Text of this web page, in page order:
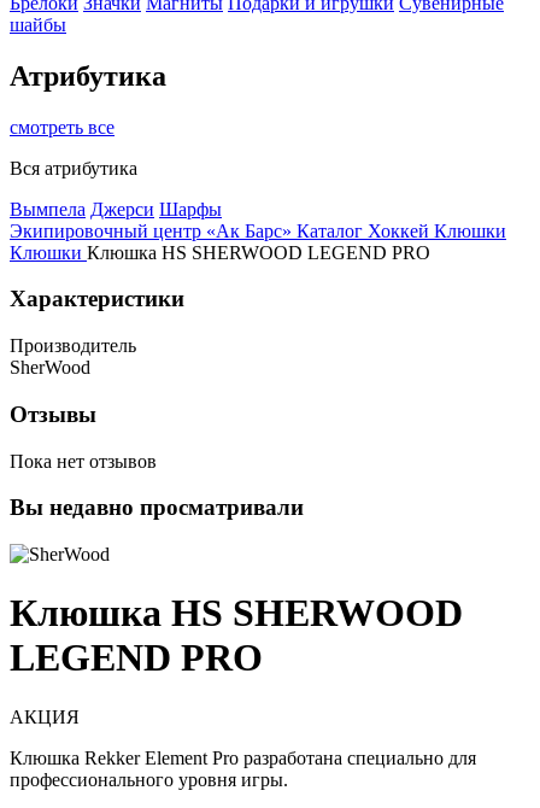
шайбы
Атрибутика
смотреть все
Вся атрибутика
Вымпела Джерси Шарфы
Экипировочный центр «Ак Барс» Каталог Хоккей Клюшки
Клюшки Клюшка HS SHERWOOD LEGEND PRO
Характеристики
Производитель
SherWood
Отзывы
Пока нет отзывов
Вы недавно просматривали
Клюшка HS SHERWOOD
LEGEND PRO
АКЦИЯ
Клюшка Rekker Element Pro разработана специально для
профессионального уровня игры.